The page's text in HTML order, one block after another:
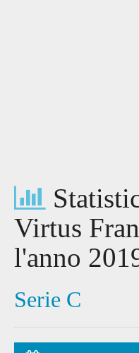
Virtus
l'anno
Serie C